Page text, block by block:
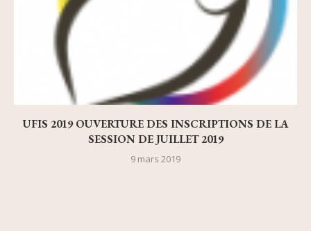
UFIS 2019 OUVERTURE DES INSCRIPTIONS DE LA
SESSION DE JUILLET 2019
9 mars 2019